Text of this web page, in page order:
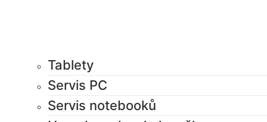
Tablety
Servis PC
Servis notebooků